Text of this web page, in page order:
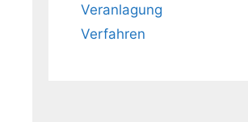
Veranlagung
Verfahren